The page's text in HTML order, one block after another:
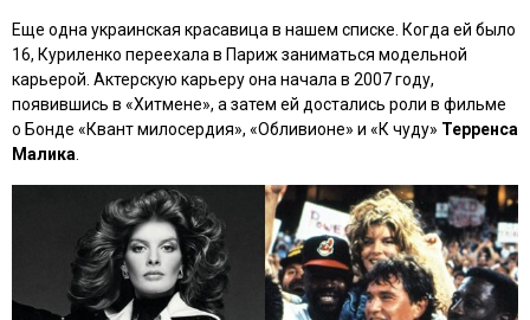
Еще одна украинская красавица в нашем списке. Когда ей было
16, Куриленко переехала в Париж заниматься модельной
карьерой. Актерскую карьеру она начала в 2007 году,
появившись в «Хитмене», а затем ей достались роли в фильме
о Бонде «Квант милосердия», «Обливионе» и «К чуду» Терренса
Малика.